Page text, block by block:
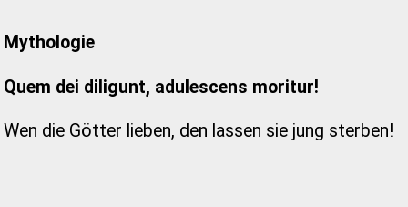
Mythologie
Quem dei diligunt, adulescens moritur!
Wen die Götter lieben, den lassen sie jung sterben!